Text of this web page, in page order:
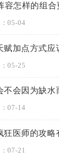
容怎样的组合
05-04
赋加点方式应
05-25
不会因为缺水
07-14
狂医师的攻略
07-21